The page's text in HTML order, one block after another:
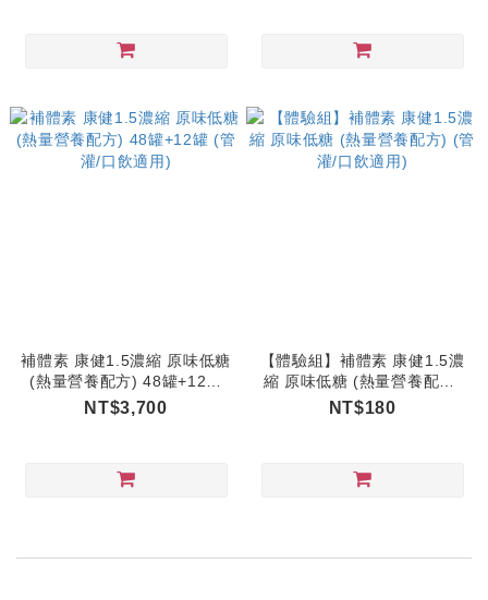
補體素 康健1.5濃縮 原味低糖
(熱量營養配方) 48罐+12罐
(管灌/口飲適用)
NT$3,700
【體驗組】補體素 康健1.5濃
縮 原味低糖 (熱量營養配方)
(管灌/口飲適用)
NT$180